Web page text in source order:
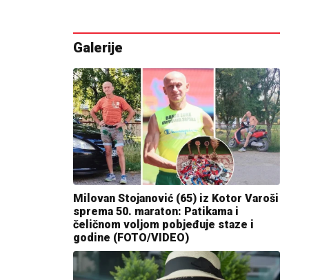
Galerije
Milovan Stojanović (65) iz Kotor Varoši
sprema 50. maraton: Patikama i
čeličnom voljom pobjeđuje staze i
godine (FOTO/VIDEO)